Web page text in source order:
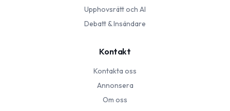
Upphovsrätt och AI
Debatt & Insändare
Kontakt
Kontakta oss
Annonsera
Om oss